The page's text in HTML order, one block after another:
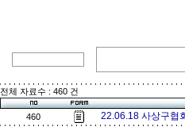
전체 자료수 : 460 건
460 22.06.18 사상구협